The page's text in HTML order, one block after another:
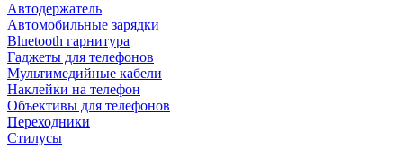
Автодержатель
Автомобильные зарядки
Bluetooth гарнитура
Гаджеты для телефонов
Мультимедийные кабели
Наклейки на телефон
Объективы для телефонов
Переходники
Стилусы